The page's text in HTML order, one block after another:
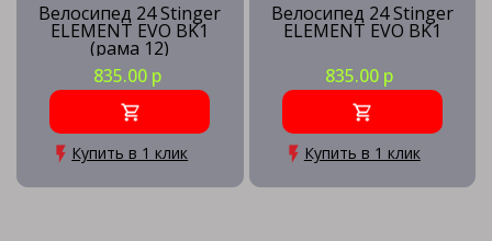
Велосипед 24 Stinger
ELEMENT EVO BK1
(рама 12)
835.00 р
Купить в 1 клик
Велосипед 24 Stinger
ELEMENT EVO BK1
835.00 р
Купить в 1 клик